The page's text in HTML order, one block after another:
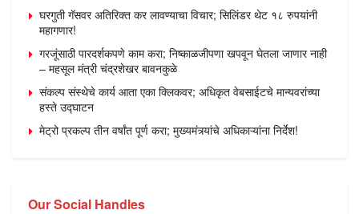
घरगुती गॅसवर अतिरिक्त कर लावण्याचा विचार; सिलिंडर थेट १८ रुपयांनी
महागणार!
गरजूंसाठी पारदर्शकपणे काम करा; निष्काळजीपणा खपवून घेतला जाणार नाही
– महसूल मंत्री चंद्रशेखर बावनकुळे
संकल्प संस्थेचे कार्य आता एका क्लिकवर; अधिकृत वेबसाईटचे मान्यवरांच्या
हस्ते उद्घाटन
मेट्रो प्रकल्प तीन वर्षांत पूर्ण करा; मुख्यमंत्र्यांचे अधिकाऱ्यांना निर्देश!
Our Social Handles